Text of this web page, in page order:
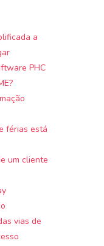
a
PHC
férias está
um cliente
vias de